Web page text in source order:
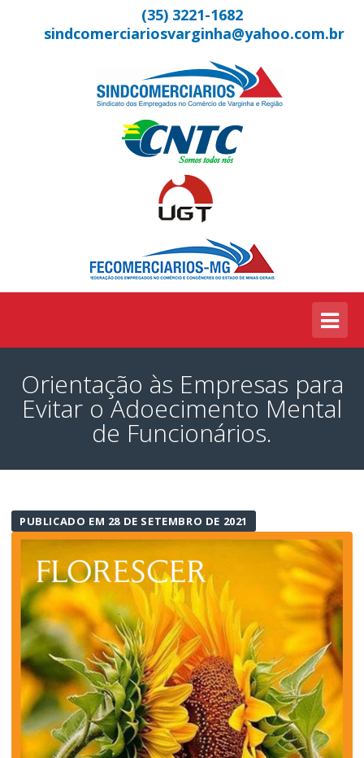
(35) 3221-1682
sindcomerciariosvarginha@yahoo.com.br
Orientação às Empresas para
Evitar o Adoecimento Mental
de Funcionários.
PUBLICADO EM 28 DE SETEMBRO DE 2021